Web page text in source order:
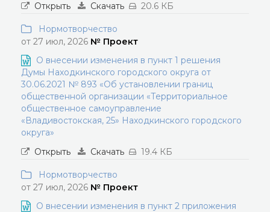
Открыть
Скачать 20.6 КБ
Нормотворчество
от 27 июл, 2026 № Проект
О внесении изменения в пункт 1 решения
Думы Находкинского городского округа от
30.06.2021 № 893 «Об установлении границ
общественной организации «Территориальное
общественное самоуправление
«Владивостокская, 25» Находкинского городского
округа»
Открыть
Скачать 19.4 КБ
Нормотворчество
от 27 июл, 2026 № Проект
О внесении изменения в пункт 2 приложения